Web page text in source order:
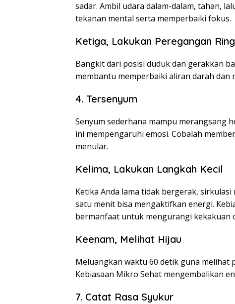
sadar. Ambil udara dalam-dalam, tahan,
tekanan mental serta memperbaiki fokus.
Ketiga, Lakukan Peregangan
Bangkit dari posisi duduk dan gerakkan
membantu memperbaiki aliran darah dan
4. Tersenyum
Senyum sederhana mampu merangsang
ini mempengaruhi emosi. Cobalah
menular.
Kelima, Lakukan Langkah Kecil
Ketika Anda lama tidak bergerak,
satu menit bisa mengaktifkan energi.
bermanfaat untuk mengurangi kekakuan
Keenam, Melihat Hijau
Meluangkan waktu 60 detik guna
Kebiasaan Mikro Sehat mengembalikan
7. Catat Rasa Syukur